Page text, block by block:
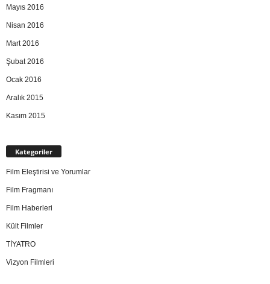
Mayıs 2016
Nisan 2016
Mart 2016
Şubat 2016
Ocak 2016
Aralık 2015
Kasım 2015
Kategoriler
Film Eleştirisi ve Yorumlar
Film Fragmanı
Film Haberleri
Kült Filmler
TİYATRO
Vizyon Filmleri